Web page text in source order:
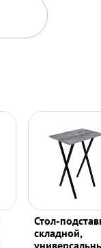
Стол-
складной,